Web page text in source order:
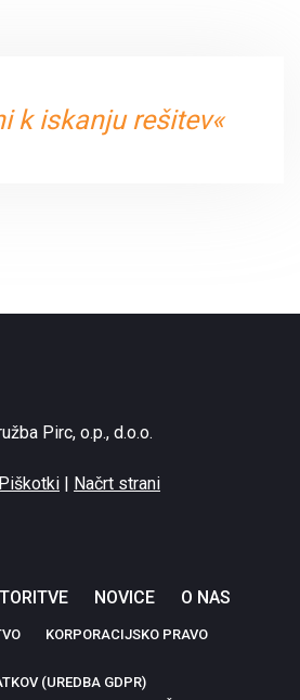
k iskanju rešitev«
Pirc, o.p., d.o.o.
Piškotki | Načrt strani
NOVICE O NAS
KORPORACIJSKO PRAVO
(UREDBA GDPR)